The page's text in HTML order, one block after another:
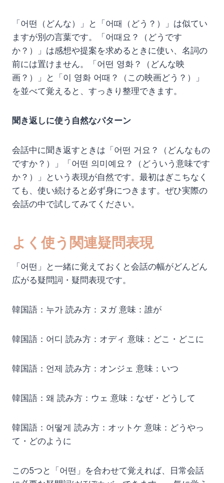
「어떤（どんな）」と「어때（どう？）」は似てい
ますが別の言葉です。「어때요？（どうです
か？）」は感想や提案を求めるときに使い、名詞の
前には置けません。「어떤 영화？（どんな映
画？）」と「이 영화 어때？（この映画どう？）」
を並べて覚えると、すっきり整理できます。
聞き返しに使う自然なパターン
会話中に聞き返すときは「어떤 거요？（どんなもの
ですか？）」「어떤 의미예요？（どういう意味です
か？）」という表現が自然です。最初はぎこちなく
ても、使い続けると必ず身につきます。ぜひ実際の
会話の中で試してみてください。
よく使う関連疑問表現
「어떤」と一緒に覚えておくと会話の幅がどんどん
広がる疑問詞・疑問表現です。
韓国語：누가 読み方：ヌガ 意味：誰が
韓国語：어디 読み方：オディ 意味：どこ・どこに
韓国語：언제 読み方：オンジェ 意味：いつ
韓国語：왜 読み方：ウェ 意味：なぜ・どうして
韓国語：어떻게 読み方：オットケ 意味：どうやっ
て・どのように
この5つと「어떤」を合わせて覚えれば、日常会話